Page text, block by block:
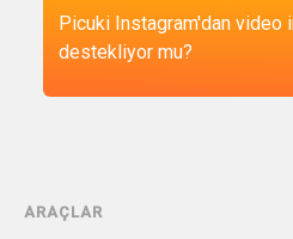
tıklayın.
Picuki yalnızca herkese açık
Kullanıcı adınızı veya
Picuki Instagram'dan video
destekliyor mu?
ARAÇLAR